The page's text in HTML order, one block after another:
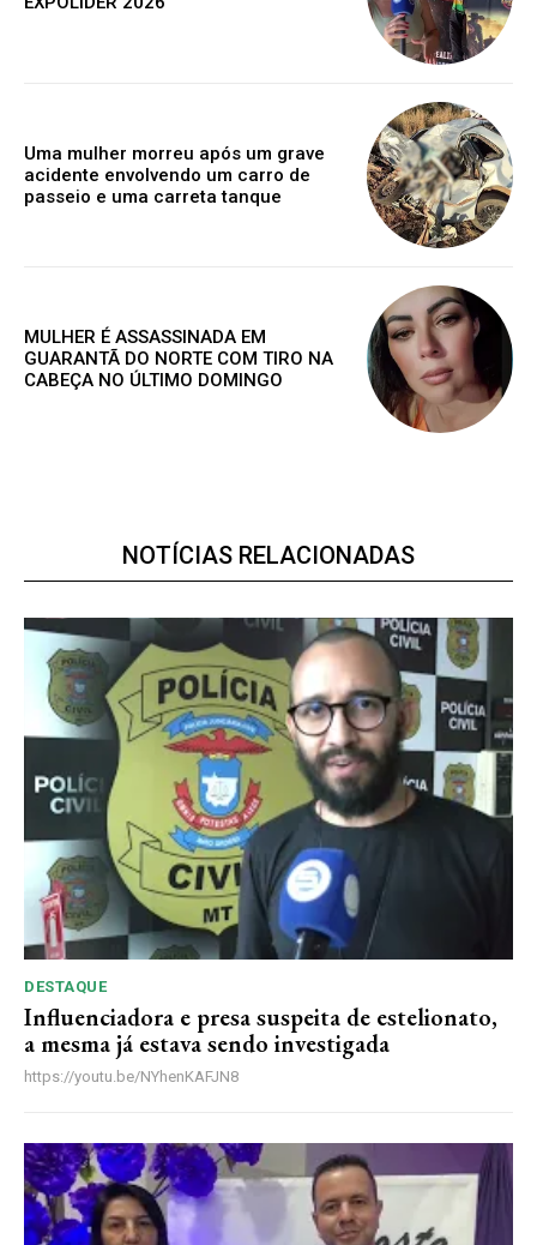
ANUAL
Uma mulher morreu após um grave
acidente envolvendo um carro de
passeio e uma carreta tanque
MULHER É ASSASSINADA EM
GUARANTÃ DO NORTE COM TIRO NA
CABEÇA NO ÚLTIMO DOMINGO
NOTÍCIAS RELACIONADAS
DESTAQUE
Influenciadora e presa suspeita de estelionato,
a mesma já estava sendo investigada
https://youtu.be/NYhenKAFJN8